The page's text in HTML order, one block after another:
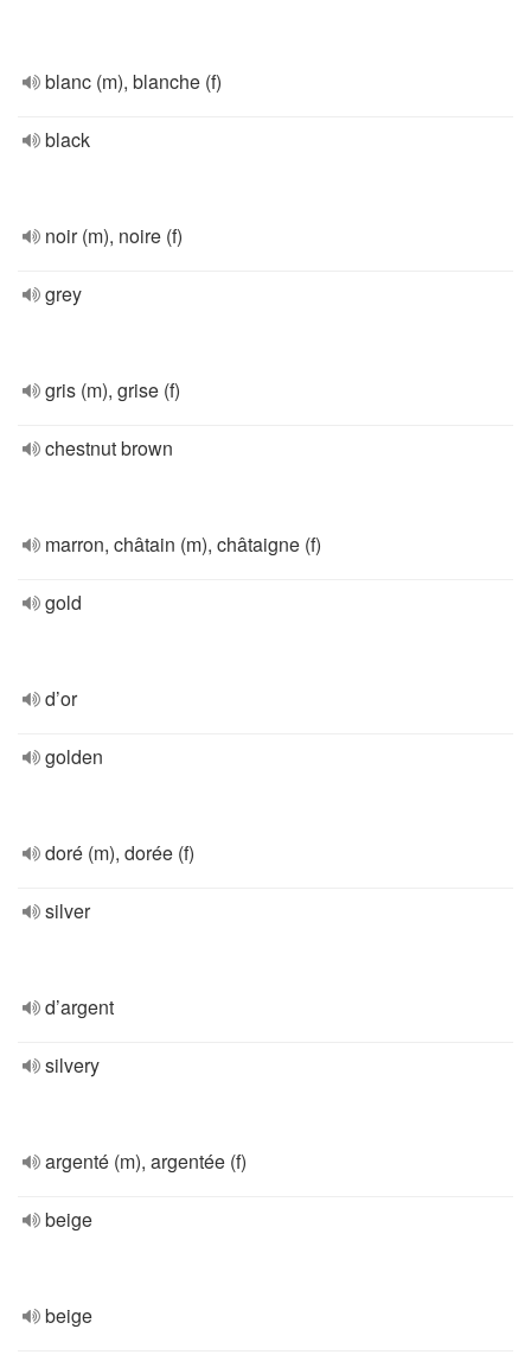
blanc (m), blanche (f)
black
noir (m), noire (f)
grey
gris (m), grise (f)
chestnut brown
marron, châtain (m), châtaigne (f)
gold
d’or
golden
doré (m), dorée (f)
silver
d’argent
silvery
argenté (m), argentée (f)
beige
beige